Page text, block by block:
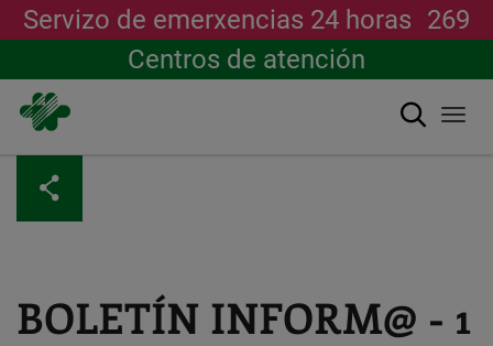
contido
principal
Servizo de emerxencias 24 horas 269
Centros de atención
Buscar
BOLETÍN INFORM@ - 1